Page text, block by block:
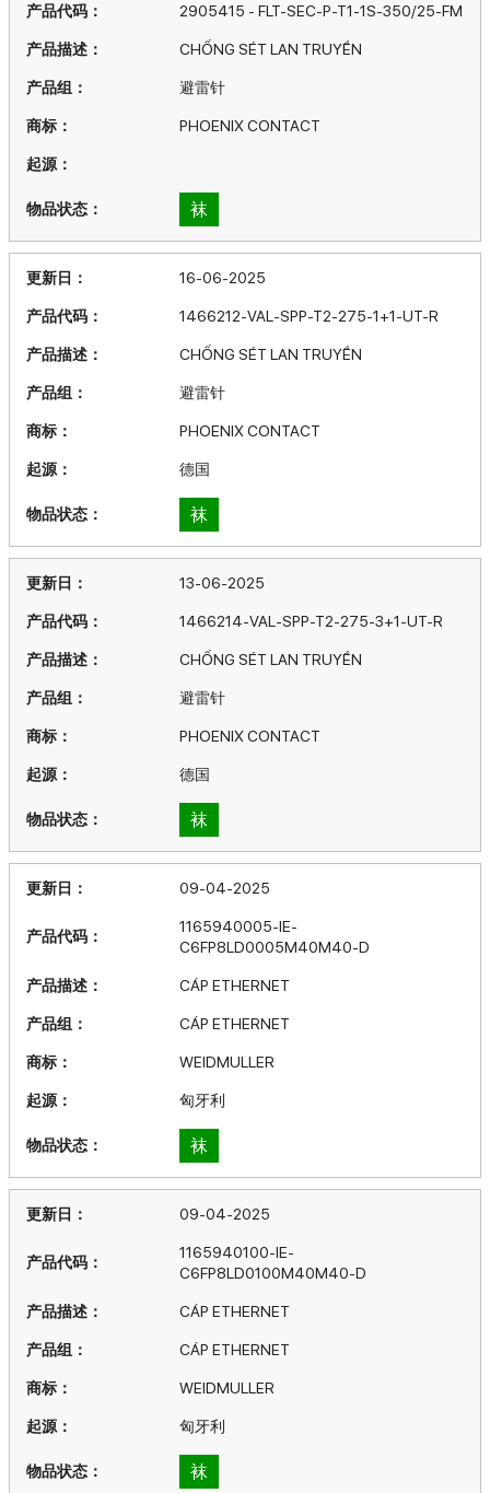
2905415 - FLT-SEC-P-T1-1S-350/25-FM
CHỐNG SÉT LAN TRUYỀN
避雷针
PHOENIX CONTACT
袜
16-06-2025
1466212-VAL-SPP-T2-275-1+1-UT-R
CHỐNG SÉT LAN TRUYỀN
避雷针
PHOENIX CONTACT
德国
袜
13-06-2025
1466214-VAL-SPP-T2-275-3+1-UT-R
CHỐNG SÉT LAN TRUYỀN
避雷针
PHOENIX CONTACT
德国
袜
09-04-2025
1165940005-IE-
C6FP8LD0005M40M40-D
CÁP ETHERNET
CÁP ETHERNET
WEIDMULLER
匈牙利
袜
09-04-2025
1165940100-IE-
C6FP8LD0100M40M40-D
CÁP ETHERNET
CÁP ETHERNET
WEIDMULLER
匈牙利
袜